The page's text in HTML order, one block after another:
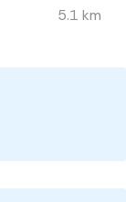
5.1 km